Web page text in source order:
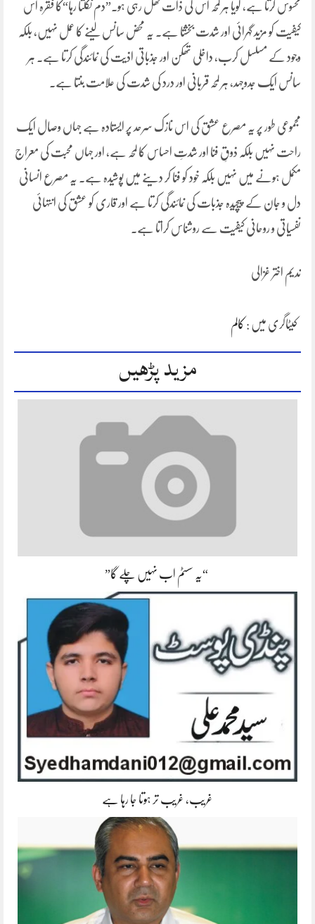
محسوس کرتا ہے، گویا ہر لمحہ اس کی ذات گھل رہی ہو۔”دم نکلتا رہا“کا فقرہ اس
کیفیت کو مزید گہرائی اور شدت بخشتا ہے۔ یہ محض سانس لینے کا عمل نہیں، بلکہ
وجود کے مسلسل کرب، داخلی تھکن اور جذباتی اذیت کی نمائندگی کرتا ہے۔ ہر
سانس ایک جدوجہد، ہر لمحہ قربانی اور درد کی شدت کی علامت بنتا ہے۔
مجموعی طور پر یہ مصرع عشق کی اس نازک سرحد پر ایستادہ ہے جہاں وصال ایک
راحت نہیں بلکہ ذوقِ فنا اور شدتِ احساس کا لمحہ ہے، اور جہاں محبت کی معراج
مکمل ہونے میں نہیں بلکہ خود کو فنا کر دینے میں پوشیدہ ہے۔ یہ مصرع انسانی
دل و جان کے پیچیدہ جذبات کی نمائندگی کرتا ہے اور قاری کو عشق کی انتہائی
نفسیاتی و روحانی کیفیت سے روشناس کراتا ہے۔
ندیم اختر غزالی
کیٹاگری میں : کالم
مزید پڑھیں
“یہ سسٹم اب نہیں چلے گا”
غریب، غریب تر ہوتا جا رہا ہے